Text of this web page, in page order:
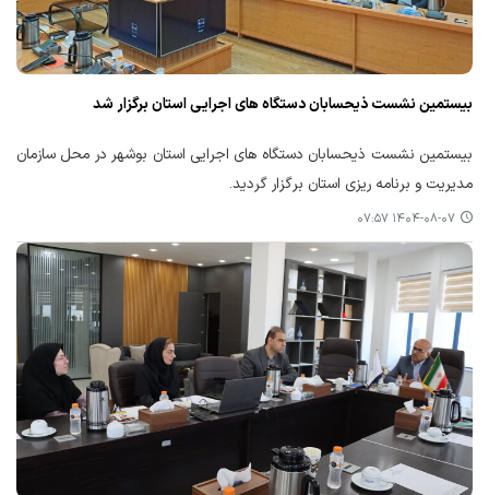
بیستمین نشست ذیحسابان دستگاه های اجرایی استان برگزار شد
بیستمین نشست ذیحسابان دستگاه های اجرایی استان بوشهر در محل سازمان
مدیریت و برنامه ریزی استان برگزار گردید.
۱۴۰۴-۰۸-۰۷ ۰۷:۵۷